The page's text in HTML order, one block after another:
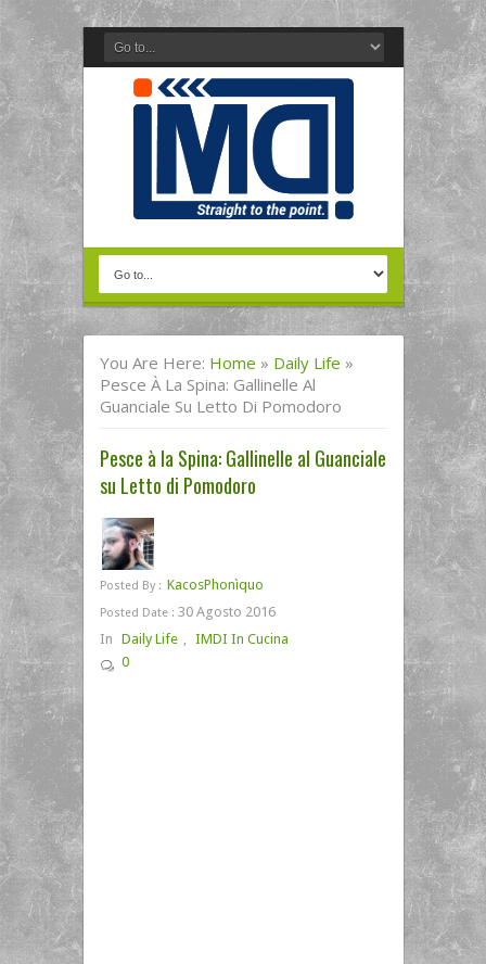
You Are Here: Home » Daily Life »
Pesce À La Spina: Gallinelle Al
Guanciale Su Letto Di Pomodoro
Pesce à la Spina: Gallinelle al Guanciale
su Letto di Pomodoro
Posted By : KacosPhonìquo
Posted Date : 30 Agosto 2016
In Daily Life , IMDI In Cucina
0